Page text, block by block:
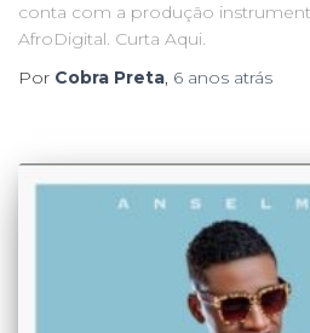
conta com a produção
AfroDigital. Curta Aqui.
Por Cobra Preta, 6 anos atrás